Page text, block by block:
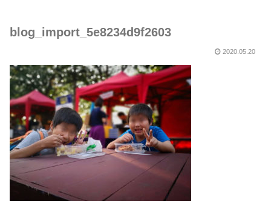
blog_import_5e8234d9f2603
2020.05.20